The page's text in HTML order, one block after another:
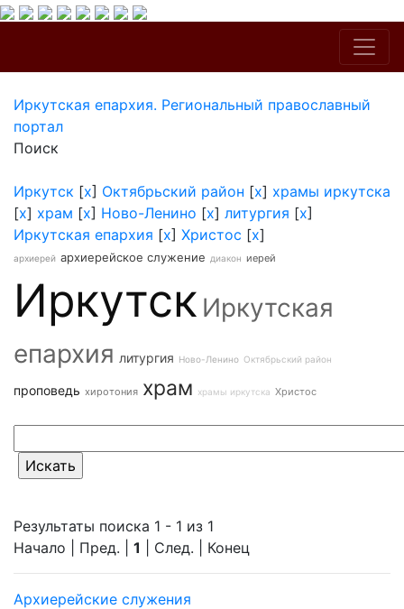
Иркутская епархия. Региональный православный
портал
Поиск
Иркутск [x] Октябрьский район [x] храмы иркутска
[x] храм [x] Ново-Ленино [x] литургия [x]
Иркутская епархия [x] Христос [x]
архиерей архиерейское служение диакон иерей
Иркутск Иркутская
епархия литургия Ново-Ленино Октябрьский район
проповедь хиротония храм храмы иркутска Христос
Результаты поиска 1 - 1 из 1
Начало | Пред. | 1 | След. | Конец
Архиерейские служения